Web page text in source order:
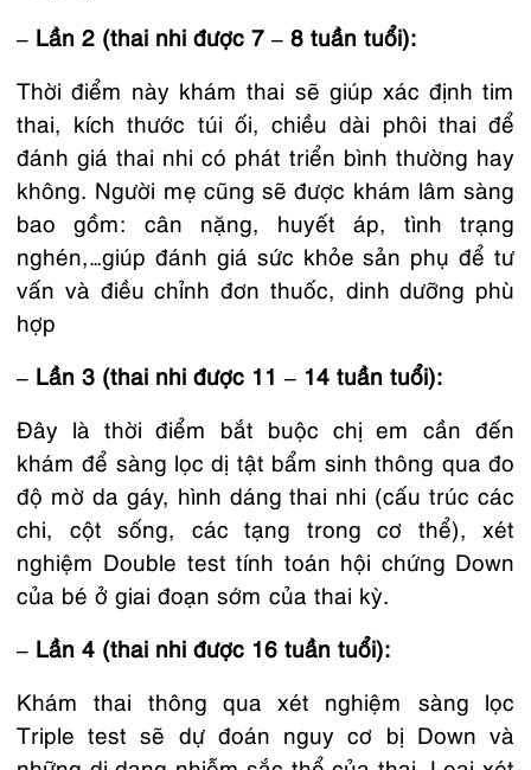
– Lần 2 (thai nhi được 7 – 8 tuần tuổi):
Thời điểm này khám thai sẽ giúp xác định tim
thai, kích thước túi ối, chiều dài phôi thai để
đánh giá thai nhi có phát triển bình thường hay
không. Người mẹ cũng sẽ được khám lâm sàng
bao gồm: cân nặng, huyết áp, tình trạng
nghén,…giúp đánh giá sức khỏe sản phụ để tư
vấn và điều chỉnh đơn thuốc, dinh dưỡng phù
hợp
– Lần 3 (thai nhi được 11 – 14 tuần tuổi):
Đây là thời điểm bắt buộc chị em cần đến
khám để sàng lọc dị tật bẩm sinh thông qua đo
độ mờ da gáy, hình dáng thai nhi (cấu trúc các
chi, cột sống, các tạng trong cơ thể), xét
nghiệm Double test tính toán hội chứng Down
của bé ở giai đoạn sớm của thai kỳ.
– Lần 4 (thai nhi được 16 tuần tuổi):
Khám thai thông qua xét nghiệm sàng lọc
Triple test sẽ dự đoán nguy cơ bị Down và